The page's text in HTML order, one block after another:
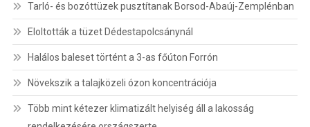
Tarló- és bozóttüzek pusztítanak Borsod-Abaúj-Zemplénban
Eloltották a tüzet Dédestapolcsánynál
Halálos baleset történt a 3-as főúton Forrón
Növekszik a talajközeli ózon koncentrációja
Több mint kétezer klimatizált helyiség áll a lakosság